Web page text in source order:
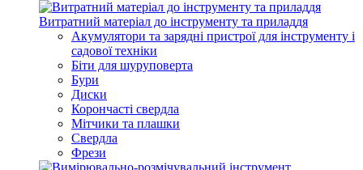
Витратний матеріал до інструменту та приладдя
Акумулятори та зарядні пристрої для інструменту і
садової техніки
Біти для шуруповерта
Бури
Диски
Корончасті свердла
Мітчики та плашки
Свердла
Фрези